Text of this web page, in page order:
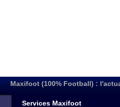
Maxifoot (100% Football) :
Services Maxifoot